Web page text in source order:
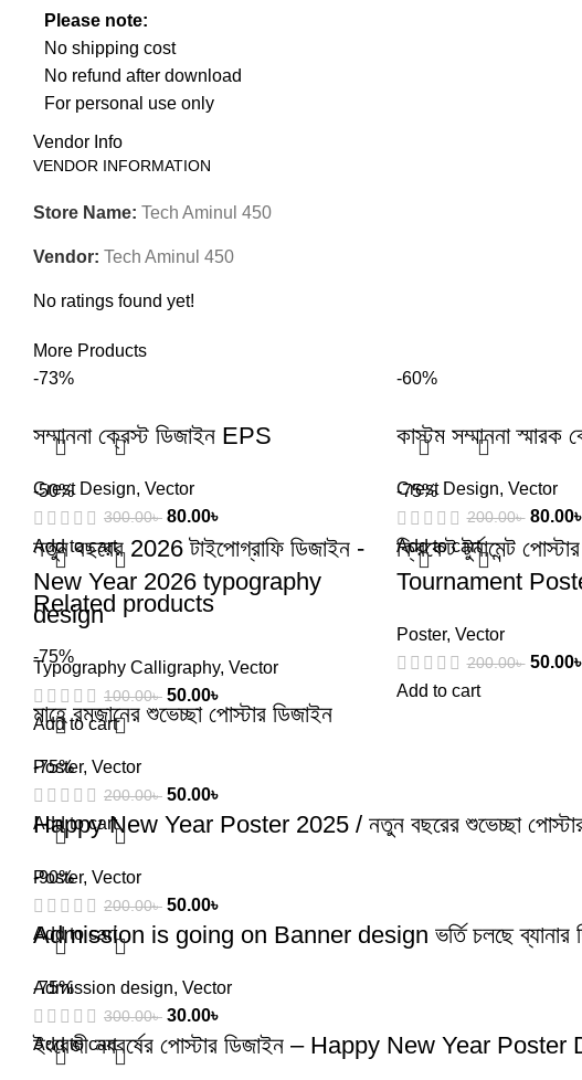
Please note:
No shipping cost
No refund after download
For personal use only
Vendor Info
VENDOR INFORMATION
Store Name: Tech Aminul 450
Vendor: Tech Aminul 450
No ratings found yet!
More Products
-73%
সম্মাননা ক্রেস্ট ডিজাইন EPS
Crest Design, Vector
300.00৳ 80.00৳
Add to cart
-60%
কাস্টম সম্মাননা স্মারক
Crest Design, Vector
200.00৳ 80.00৳
Add to cart
-50%
নতুন বছরের 2026 টাইপোগ্রাফি ডিজাইন -
New Year 2026 typography
design
Typography Calligraphy, Vector
100.00৳ 50.00৳
Add to cart
-75%
ক্রিকেট টুর্নামেন্ট
Tournament
Poster, Vector
200.00৳ 50.00৳
Add to cart
Related products
-75%
মাহে রমজানের শুভেচ্ছা পোস্টার ডিজাইন
Poster, Vector
200.00৳ 50.00৳
Add to cart
-75%
Happy New Year Poster 2025 / নতুন বছরের শুভেচ্ছা
Poster, Vector
200.00৳ 50.00৳
Add to cart
-90%
Admission is going on Banner design ভর্তি চলছে ব্যানার
Admission design, Vector
300.00৳ 30.00৳
Add to cart
-75%
ইংরেজী নববর্ষের পোস্টার ডিজাইন – Happy New Year